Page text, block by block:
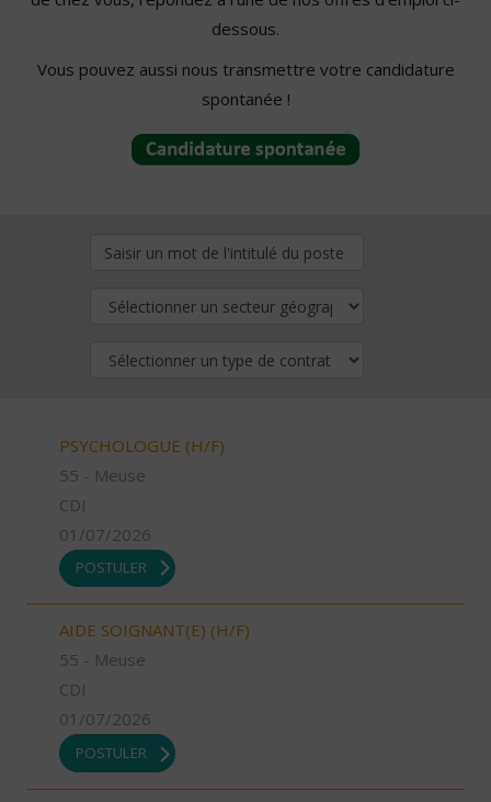
dessous.
Vous pouvez aussi nous transmettre votre candidature
spontanée !
PSYCHOLOGUE (H/F)
55 - Meuse
CDI
01/07/2026
POSTULER
AIDE SOIGNANT(E) (H/F)
55 - Meuse
CDI
01/07/2026
POSTULER